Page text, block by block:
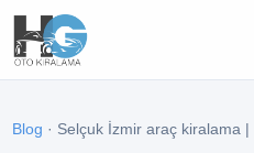
Blog · Selçuk İzmir araç kiralama |